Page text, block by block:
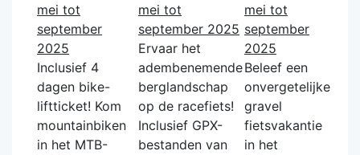
mei tot
september
2025
Inclusief 4
dagen bike-
liftticket! Kom
mountainbiken
in het MTB-
mei tot
september 2025
Ervaar het
adembenemende
berglandschap
op de racefiets!
Inclusief GPX-
bestanden van
mei tot
september
2025
Beleef een
onvergetelijke
gravel
fietsvakantie
in het